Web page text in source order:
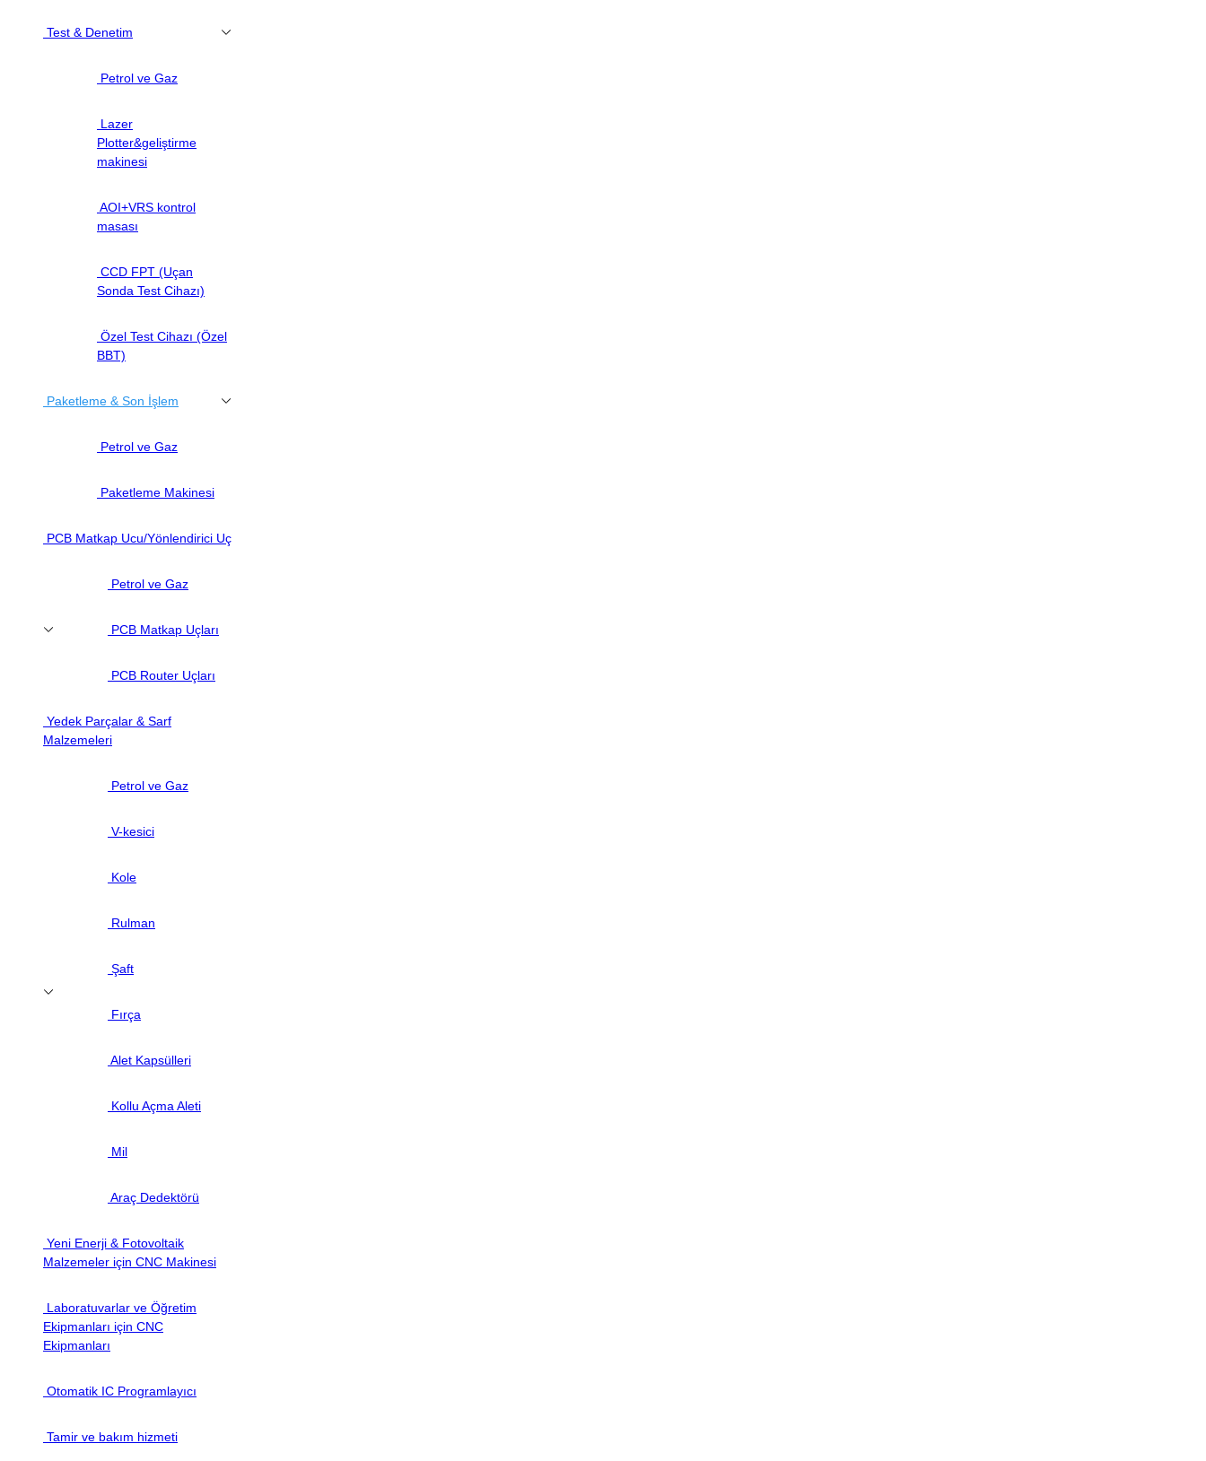
Test & Denetim
Petrol ve Gaz
Lazer
Plotter&geliştirme
makinesi
AOI+VRS kontrol
masası
CCD FPT (Uçan
Sonda Test Cihazı)
Özel Test Cihazı (Özel
BBT)
Paketleme & Son İşlem
Petrol ve Gaz
Paketleme Makinesi
PCB Matkap Ucu/Yönlendirici Uç
Petrol ve Gaz
PCB Matkap Uçları
PCB Router Uçları
Yedek Parçalar & Sarf
Malzemeleri
Petrol ve Gaz
V-kesici
Kole
Rulman
Şaft
Fırça
Alet Kapsülleri
Kollu Açma Aleti
Mil
Araç Dedektörü
Yeni Enerji & Fotovoltaik
Malzemeler için CNC Makinesi
Laboratuvarlar ve Öğretim
Ekipmanları için CNC
Ekipmanları
Otomatik IC Programlayıcı
Tamir ve bakım hizmeti